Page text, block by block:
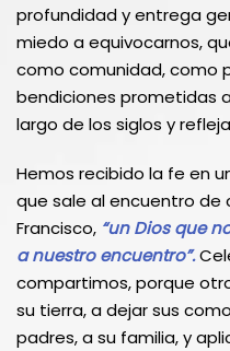
profundidad y entrega
miedo a equivocarnos,
como comunidad, como
bendiciones prometidas
largo de los siglos y
Hemos recibido la fe en
que sale al encuentro de
Francisco, “un Dios que
a nuestro encuentro”.
compartimos, porque
su tierra, a dejar sus
padres, a su familia, y